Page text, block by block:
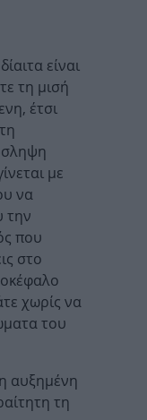
είναι
τη μισή
έτσι
με
να
την
που
στο
χωρίς να
του
αυξημένη
τη